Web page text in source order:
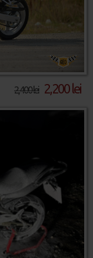
2,400 lei 2,200 lei